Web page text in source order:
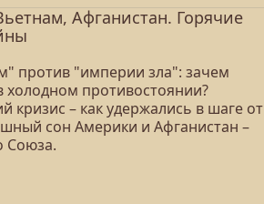
Афганистан. Горячие
против "империи зла": зачем
холодном противостоянии?
кризис – как удержались в шаге от
сон Америки и Афганистан –
Союза.